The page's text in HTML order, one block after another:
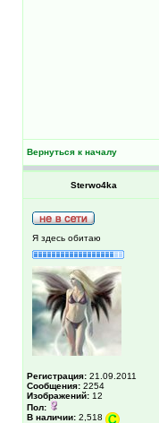
Вернуться к началу
Sterwo4ka
Я здесь обитаю
Регистрация: 21.09.2011
Сообщения: 2254
Изображений: 12
Пол:
В наличии: 2,518